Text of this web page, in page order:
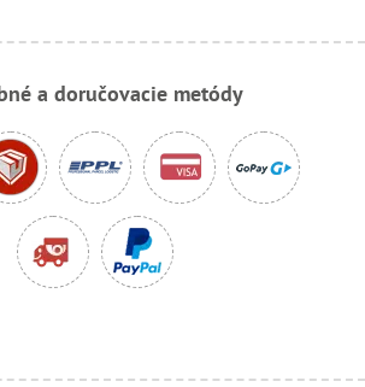
a doručovacie metódy